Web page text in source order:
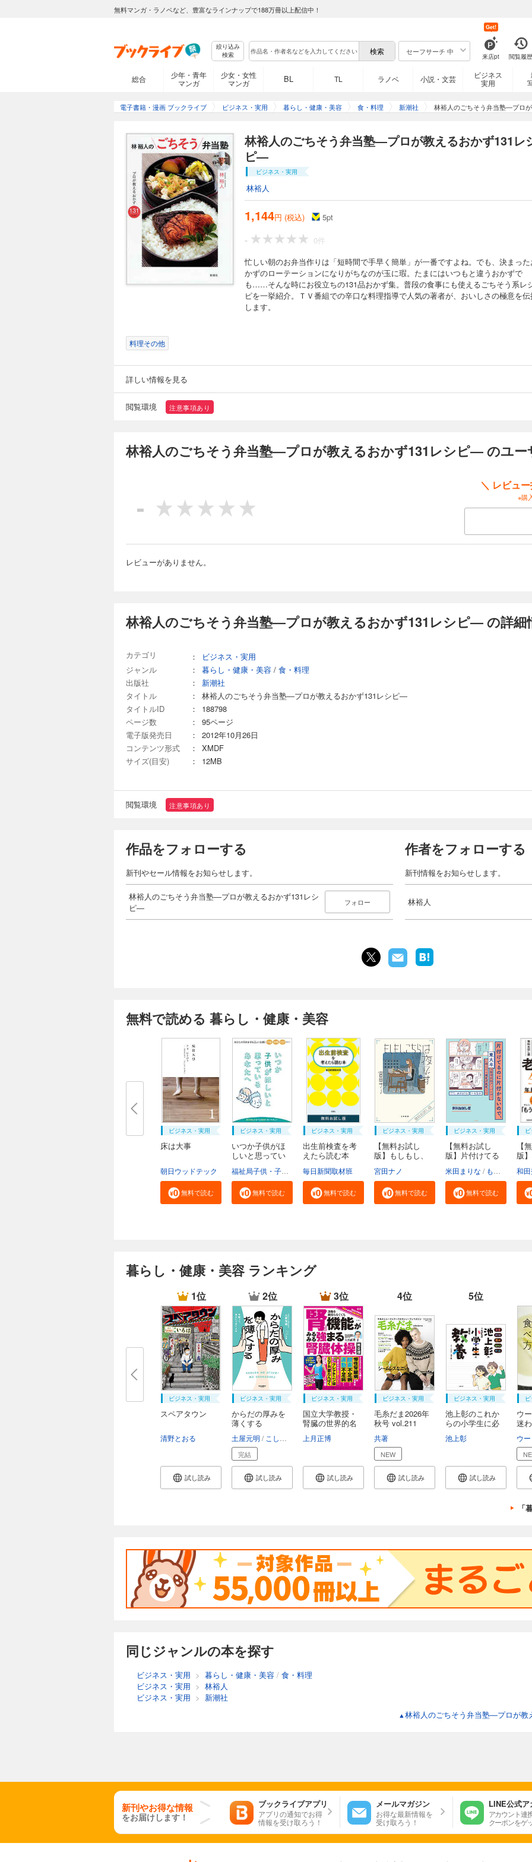
無料マンガ・ラノベなど、豊富なラインナップで188万冊以上配信中！
絞り込み
検索
セーフサーチ 中
来店pt
Get!
閲覧履歴
総合
少年・青年
マンガ
少女・女性
マンガ
BL TL ラノベ 小説・文芸
ビジネス
実用
電子書籍・漫画 ブックライブ ビジネス・実用 暮らし・健康・美容 食・料理 新潮社 林裕人のごちそう弁当塾―プロ
林裕人のごちそう弁当塾―プロが教えるおかず131レ
ピ―
ビジネス・実用
林裕人
1,144円 (税込) 5pt
-
0件
忙しい朝のお弁当作りは「短時間で手早く簡単」が一番ですよね。でも、決まっ
かずのローテーションになりがちなのが玉に瑕。たまにはいつもと違うおかずで
も……そんな時にお役立ちの131品おかず集。普段の食事にも使えるごちそう系レ
ピを一挙紹介。ＴＶ番組での辛口な料理指導で人気の著者が、おいしさの極意を
します。
料理その他
詳しい情報を見る
閲覧環境 注意事項あり
林裕人のごちそう弁当塾―プロが教えるおかず131レシピ― のユー
-
＼ レビュ
※購
レビューがありません。
林裕人のごちそう弁当塾―プロが教えるおかず131レシピ― の詳細
カテゴリ ：
ビジネス・実用
ジャンル
： 暮らし・健康・美容 / 食・料理
出版社
：
新潮社
タイトル
：
林裕人のごちそう弁当塾―プロが教えるおかず131レシピ―
タイトルID
：
188798
ページ数
：
95ページ
電子版発売日
：
2012年10月26日
コンテンツ形式
：
XMDF
サイズ(目安)
： 12MB
閲覧環境 注意事項あり
作品をフォローする
新刊やセール情報をお知らせします。
林裕人のごちそう弁当塾―プロが教えるおかず131レシ
ピ―
フォロー
作者をフォローする
新刊情報をお知らせします。
林裕人
無料で読める 暮らし・健康・美容
ビジネス・実用
床は大事
朝日ウッドテック
無料で読む
ビジネス・実用
いつか子供がほ
しいと思ってい
東京都
無料で読む
ビジネス・実用
出生前検査を考
えたら読む本
毎日新聞取材班
無料で読む
ビジネス・実用
【無料お試し
版】もしもし、
宮田ナノ
無料で読む
ビジネス・実用
【無料お試し
版】片付けてる
米田まりな もなか
無料で読む
【
版
和
暮らし・健康・美容 ランキング
1位
ビジネス・実用
スペアタウン
清野とおる
試し読み
2位
ビジネス・実用
からだの厚みを
薄くする
土屋元明 こしいみほ
完結
試し読み
3位
ビジネス・実用
国立大学教授・
腎臓の世界的名
上月正博
試し読み
4位
ビジネス・実用
毛糸だま2026年
秋号 vol.211
共著
NEW
試し読み
5位
ビジネス・実用
池上彰のこれか
らの小学生に必
池上彰
試し読み
ウ
迷
ウ
「
同じジャンルの本を探す
ビジネス・実用 > 暮らし・健康・美容 / 食・料理
ビジネス・実用 > 林裕人
ビジネス・実用 > 新潮社
▲林裕人のごちそう弁当塾―プロが
新刊やお得な情報
をお届けします！
ブックライブアプリ
アプリの通知でお得
情報を受け取ろう！
メールマガジン
お得な最新情報を
受け取ろう！
LINE公式ア
アカウント連
クーポンをゲ